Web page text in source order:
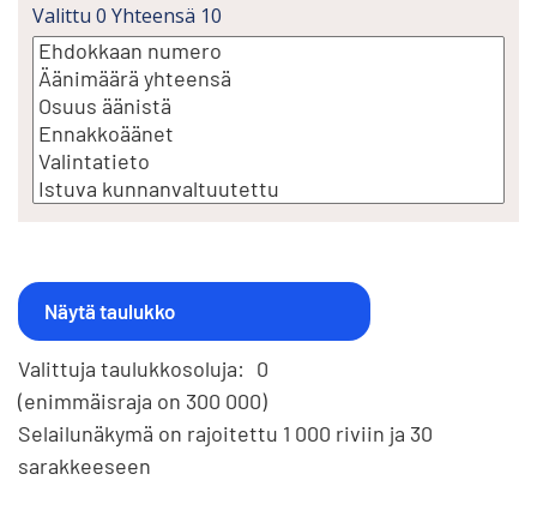
Valittu 0 Yhteensä 10
Valittuja taulukkosoluja: 0
(enimmäisraja on 300 000)
Selailunäkymä on rajoitettu 1 000 riviin ja 30
sarakkeeseen